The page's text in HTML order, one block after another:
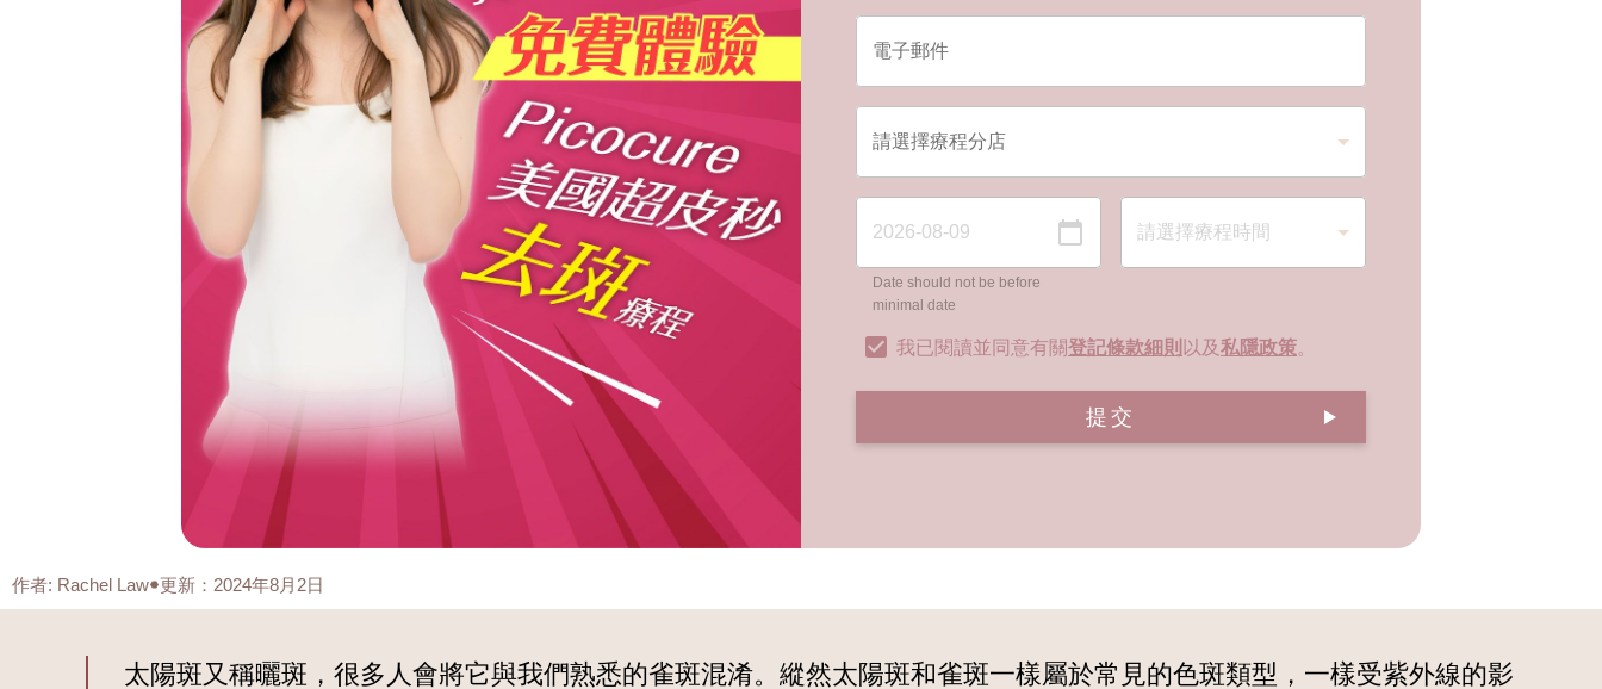
Date should not be before
minimal date
我已閱讀並同意有關登記條款細則 以及私隱政策。
提交
作者: Rachel Law 更新：2024年8月2日
太陽斑又稱曬斑，很多人會將它與我們熟悉的雀斑混淆。縱然太陽斑和雀斑一樣屬於常見的色斑類型，一樣受紫外線的影